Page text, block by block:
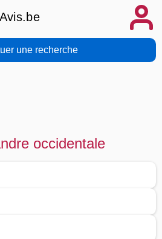
une recherche
occidentale